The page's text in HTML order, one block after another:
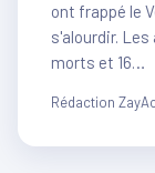
ont frappé le
s'alourdir.
morts et 16…
Rédaction